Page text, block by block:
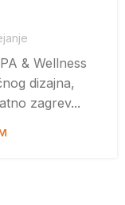
& Wellness
dizajna,
zagrev...